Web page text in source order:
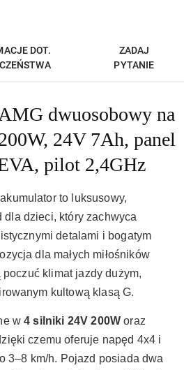
DOT.
ZADAJ
PYTANIE
dwuosobowy na
24V 7Ah, panel
pilot 2,4GHz
to luksusowy,
dzieci, który zachwyca
detalami i bogatym
dla małych miłośników
klimat jazdy dużym,
kultową klasą G.
w4 silniki 24V 200W oraz
czemu oferuje napęd 4x4 i
3–8 km/h. Pojazd posiada dwa